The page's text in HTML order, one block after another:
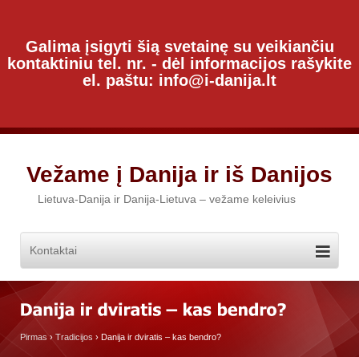
Galima įsigyti šią svetainę su veikiančiu
kontaktiniu tel. nr. - dėl informacijos rašykite
el. paštu: info@i-danija.lt
Vežame į Danija ir iš Danijos
Lietuva-Danija ir Danija-Lietuva – vežame keleivius
Pirmas › Tradicijos › Danija ir dviratis – kas bendro?